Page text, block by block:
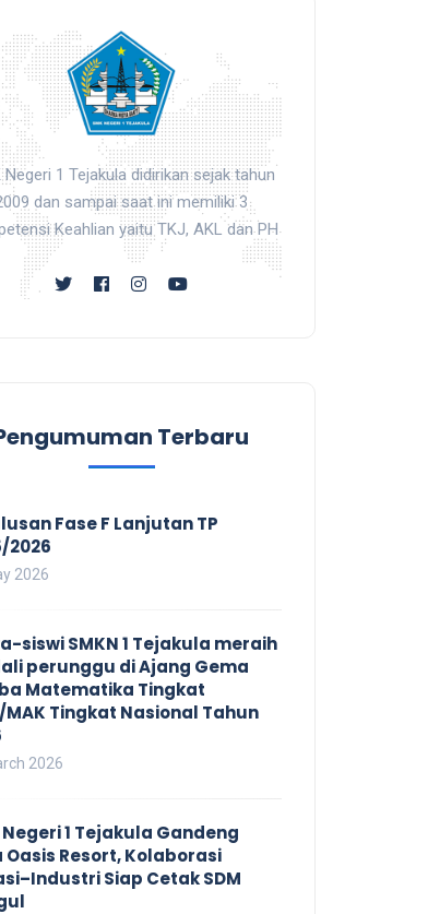
Negeri 1 Tejakula didirikan sejak tahun
dan sampai saat ini memiliki 3
Keahlian yaitu TKJ, AKL dan PH
Terbaru
Fase F Lanjutan TP
2026
2026
siswi SMKN 1 Tejakula meraih
perunggu di Ajang Gema
Matematika Tingkat
MAK Tingkat Nasional Tahun
2026
Negeri 1 Tejakula Gandeng
Oasis Resort, Kolaborasi
Siap Cetak SDM